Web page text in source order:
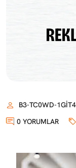
B3-TC0WD-
0 YORUMLAR